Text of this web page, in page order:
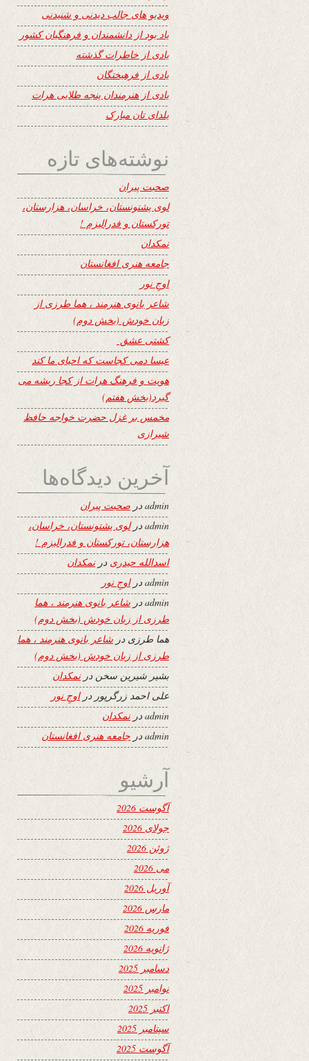
ویدیو های جالب دیدنی و شنیدنی
یاد بود از دانشمندان و فرهنگیان کشور
یادی از خاطرات گذشته
یادی از فرهیختگان
یادی از هنرمندان پنجه طلایی هرات
یلدای تان مبارک
نوشته‌های تازه
صحبت پیران
لوی پشتونستان، خراسان، هزارستان،
تورکستان و فدرالیزم !
نمکدان
جامعه هنری افغانستان
اوجِ نور
شاعر بانوی هنرمند ، هما طرزی از
زبان خودش (بخش دوم)
کشتی عشق
عیسا دمی کجاست که احیای ما کند
هویت و فرهنگ هرات از کجا ریشه می
گیرد(بخش هفتم)
مخمس بر غزل حضرت خواجه حافظ
شیرازی
آخرین دیدگاه‌ها
adminدر صحبت پیران
admin درلوی پشتونستان، خراسان،
هزارستان، تورکستان و فدرالیزم !
اسدالله حیدری درنمکدان
adminدراوجِ نور
adminدر شاعر بانوی هنرمند ، هما
طرزی از زبان خودش (بخش دوم)
هما طرزی در شاعر بانوی هنرمند ، هما
طرزی از زبان خودش (بخش دوم)
بشیر شیرین سخن درنمکدان
علی احمد زرگرپور دراوجِ نور
adminدرنمکدان
admin در جامعه هنری افغانستان
آرشیو
آگوست 2026
جولای 2026
ژوئن 2026
می 2026
آوریل 2026
مارس 2026
فوریه 2026
ژانویه 2026
دسامبر 2025
نوامبر 2025
اکتبر 2025
سپتامبر 2025
آگوست 2025